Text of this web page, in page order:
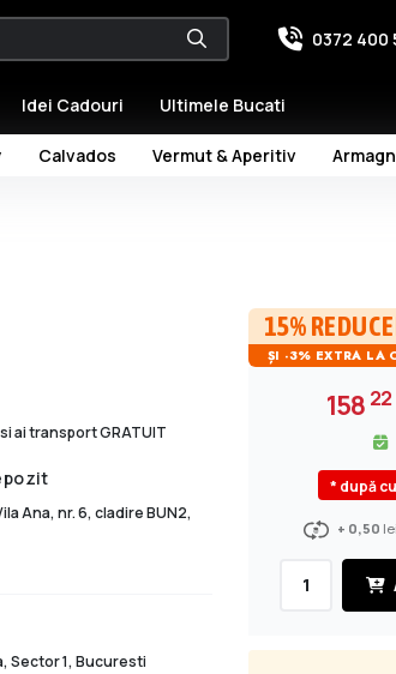
0372 400
Calvados Vermut & Aperitiv
Idei Cadouri Ultimele Bucati
ai transport GRATUIT
Ana, nr. 6, cladire BUN2,
Sector 1, Bucuresti
15%
ȘI -3% EXTRA LA
158 22
* după
+ 0,50